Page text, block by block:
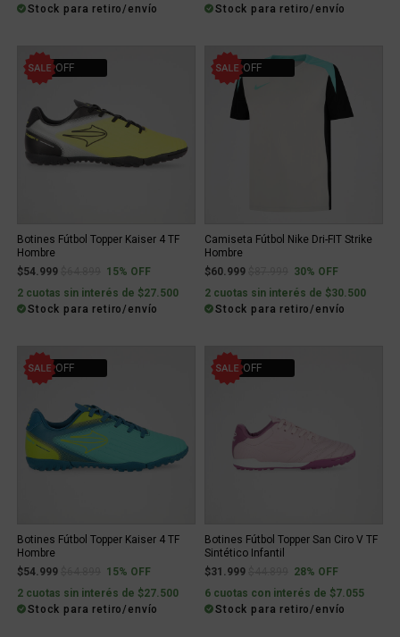
Stock para retiro/envío
Stock para retiro/envío
15% OFF
Botines Fútbol Topper Kaiser 4 TF
Hombre
$54.999
Price reduced from
to15% OFF
2 cuotas sin interés de $27.500
Stock para retiro/envío
30% OFF
Camiseta Fútbol Nike Dri-FIT Strike
Hombre
$60.999
Price reduced from
to30% OFF
2 cuotas sin interés de $30.500
Stock para retiro/envío
15% OFF
Botines Fútbol Topper Kaiser 4 TF
Hombre
$54.999
Price reduced from
to15% OFF
2 cuotas sin interés de $27.500
Stock para retiro/envío
28% OFF
Botines Fútbol Topper San Ciro V TF
Sintético Infantil
$31.999
Price reduced from
to28% OFF
6 cuotas con interés de $7.055
Stock para retiro/envío